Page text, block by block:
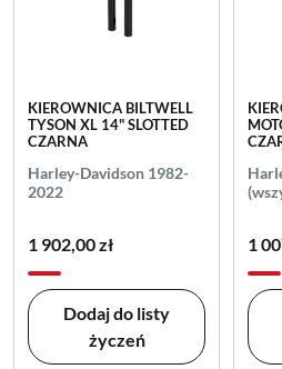
KIEROWNICA BILTWELL
TYSON XL 14" SLOTTED
CZARNA
Harley-Davidson 1982-
2022
1 902,00 zł
Dodaj do listy
życzeń
1